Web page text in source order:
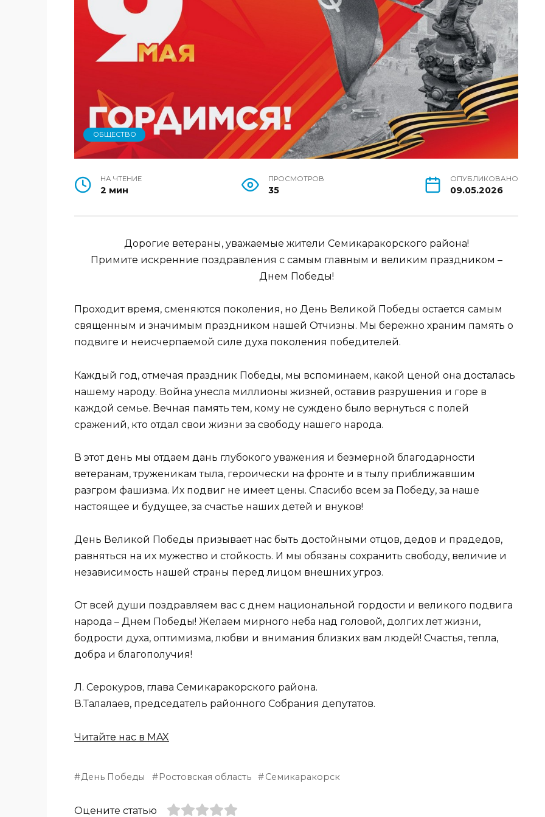
ОБЩЕСТВО
НА ЧТЕНИЕ
2 мин
ПРОСМОТРОВ
35
ОПУБЛИКОВАНО
09.05.2026
Дорогие ветераны, уважаемые жители Семикаракорского района!
Примите искренние поздравления с самым главным и великим праздником –
Днем Победы!
Проходит время, сменяются поколения, но День Великой Победы остается самым
священным и значимым праздником нашей Отчизны. Мы бережно храним память о
подвиге и неисчерпаемой силе духа поколения победителей.
Каждый год, отмечая праздник Победы, мы вспоминаем, какой ценой она досталась
нашему народу. Война унесла миллионы жизней, оставив разрушения и горе в
каждой семье. Вечная память тем, кому не суждено было вернуться с полей
сражений, кто отдал свои жизни за свободу нашего народа.
В этот день мы отдаем дань глубокого уважения и безмерной благодарности
ветеранам, труженикам тыла, героически на фронте и в тылу приближавшим
разгром фашизма. Их подвиг не имеет цены. Спасибо всем за Победу, за наше
настоящее и будущее, за счастье наших детей и внуков!
День Великой Победы призывает нас быть достойными отцов, дедов и прадедов,
равняться на их мужество и стойкость. И мы обязаны сохранить свободу, величие и
независимость нашей страны перед лицом внешних угроз.
От всей души поздравляем вас с днем национальной гордости и великого подвига
народа – Днем Победы! Желаем мирного неба над головой, долгих лет жизни,
бодрости духа, оптимизма, любви и внимания близких вам людей! Счастья, тепла,
добра и благополучия!
Л. Серокуров, глава Семикаракорского района.
В.Талалаев, председатель районного Собрания депутатов.
Читайте нас в MAX
День Победы Ростовская область Семикаракорск
Оцените статью